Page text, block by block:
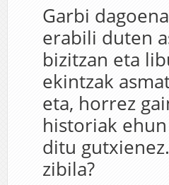
Garbi
erabili duten
bizitzan eta
ekintzak
eta, horrez
historiak
ditu
zibila?